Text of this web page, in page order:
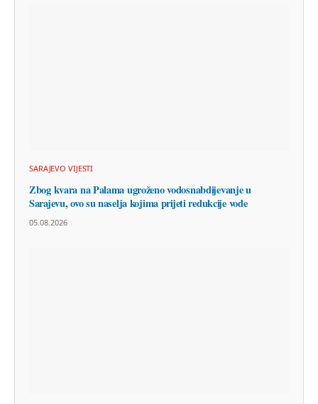
SARAJEVO VIJESTI
Zbog kvara na Palama ugroženo vodosnabdijevanje u
Sarajevu, ovo su naselja kojima prijeti redukcije vode
05.08.2026